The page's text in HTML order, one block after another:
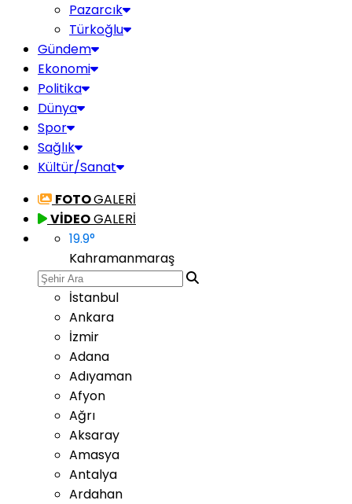
Pazarcık
Türkoğlu
Gündem
Ekonomi
Politika
Dünya
Spor
Sağlık
Kültür/Sanat
FOTOGALERİ
VİDEOGALERİ
19.9°
Kahramanmaraş
İstanbul
Ankara
İzmir
Adana
Adıyaman
Afyon
Ağrı
Aksaray
Amasya
Antalya
Ardahan